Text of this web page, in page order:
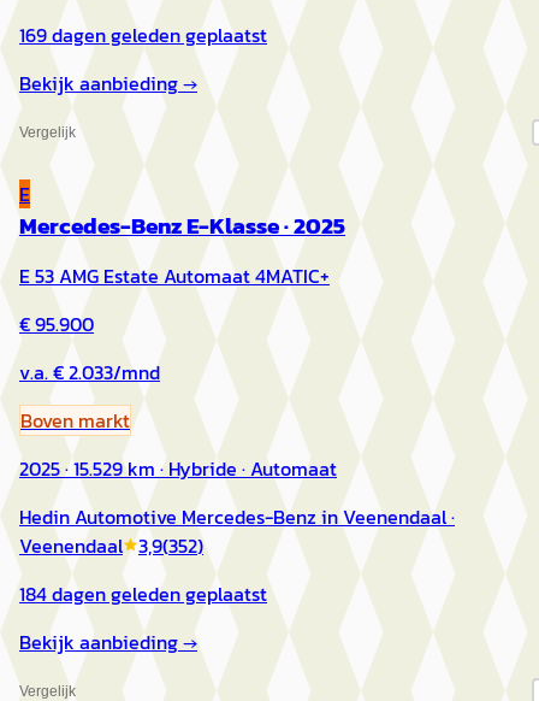
169 dagen geleden geplaatst
Bekijk aanbieding →
Vergelijk
E
Mercedes-Benz E-Klasse·2025
E 53 AMG Estate Automaat 4MATIC+
€ 95.900
v.a. € 2.033/mnd
Boven markt
2025 · 15.529 km · Hybride · Automaat
Hedin Automotive Mercedes-Benz in Veenendaal·
Veenendaal 3,9(352)
184 dagen geleden geplaatst
Bekijk aanbieding →
Vergelijk